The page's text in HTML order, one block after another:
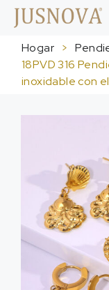
Hogar >
18PVD 316
inoxidable con